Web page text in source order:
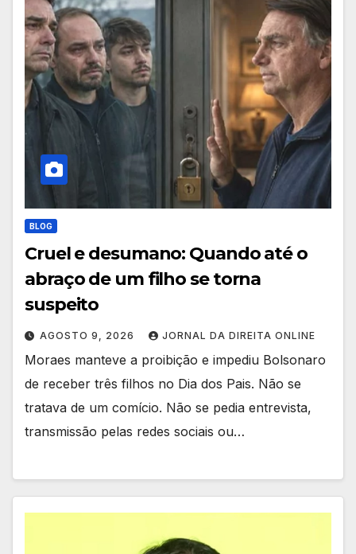
BLOG
Cruel e desumano: Quando até o
abraço de um filho se torna
suspeito
AGOSTO 9, 2026 JORNAL DA DIREITA ONLINE
Moraes manteve a proibição e impediu Bolsonaro
de receber três filhos no Dia dos Pais. Não se
tratava de um comício. Não se pedia entrevista,
transmissão pelas redes sociais ou…